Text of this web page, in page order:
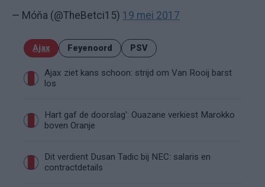
— Móňa (@TheBetci15) 19 mei 2017
Ajax Feyenoord PSV
Ajax ziet kans schoon: strijd om Van Rooij barst
los
Hart gaf de doorslag': Ouazane verkiest Marokko
boven Oranje
Dit verdient Dusan Tadic bij NEC: salaris en
contractdetails